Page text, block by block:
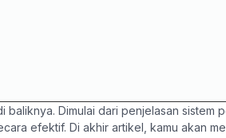
Dimulai dari penjelasan sistem
efektif. Di akhir artikel, kamu akan